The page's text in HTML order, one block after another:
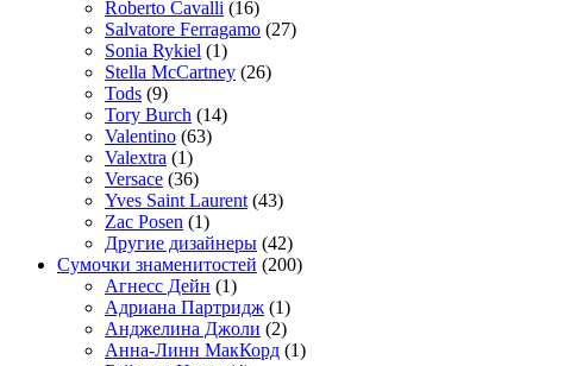
Roberto Cavalli (16)
Salvatore Ferragamo (27)
Sonia Rykiel (1)
Stella McCartney (26)
Tods (9)
Tory Burch (14)
Valentino (63)
Valextra (1)
Versace (36)
Yves Saint Laurent (43)
Zac Posen (1)
Другие дизайнеры (42)
Сумочки знаменитостей (200)
Агнесс Дейн (1)
Адриана Партридж (1)
Анджелина Джоли (2)
Анна-Линн МакКорд (1)